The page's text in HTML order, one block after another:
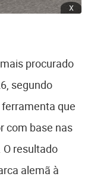
x
procurado
segundo
que
com base nas
resultado
alemã à